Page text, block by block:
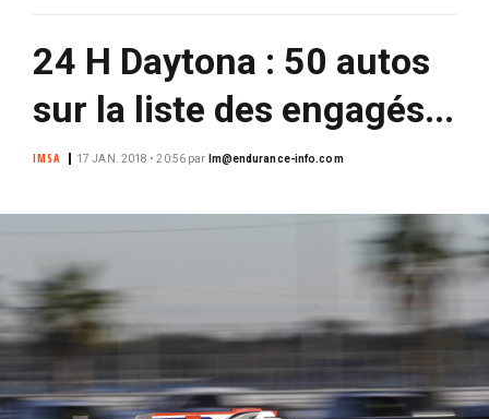
r
p
l
24 H Daytona : 50 autos
sur la liste des engagés...
IMSA 17 JAN. 2018 • 20:56 par lm@endurance-info.com